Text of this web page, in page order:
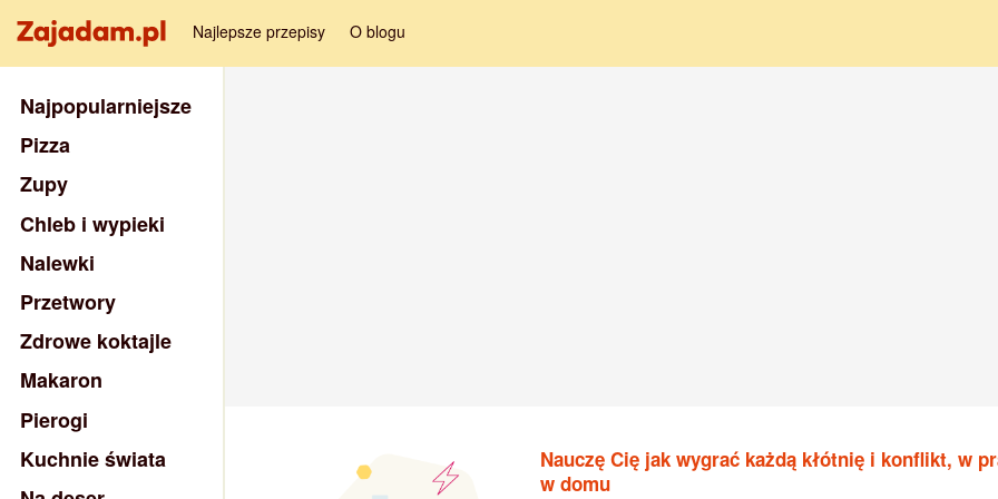
Najlepsze przepisy O blogu
Nauczę Cię jak wygrać każdą kłótnię i konflikt, w
w domu
Najpopularniejsze
Pizza
Zupy
Chleb i wypieki
Nalewki
Przetwory
Zdrowe koktajle
Makaron
Pierogi
Kuchnie świata